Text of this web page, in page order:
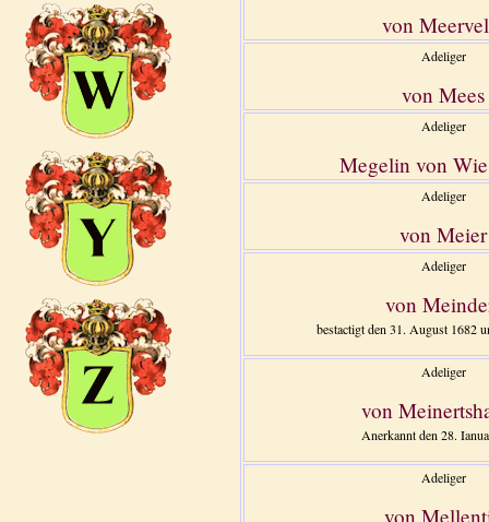
von
Adeliger
von Mees
Adeliger
Megelin von
Adeliger
von Meier
Adeliger
von
bestactigt den 31. August 1682
Adeliger
von
Anerkannt den 28.
Adeliger
von